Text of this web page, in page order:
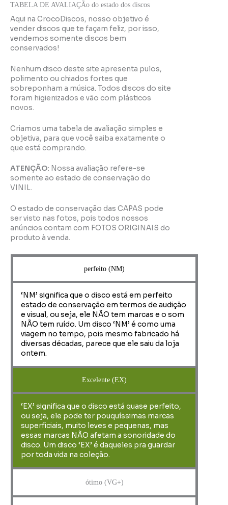
TABELA DE AVALIAÇÃo do estado dos discos
Aqui na CrocoDiscos, nosso objetivo é
vender discos que te façam feliz, por isso,
vendemos somente discos bem
conservados!
Nenhum disco deste site apresenta pulos,
polimento ou chiados fortes que
sobreponham a música. Todos discos do site
foram higienizados e vão com plásticos
novos.
Criamos uma tabela de avaliação simples e
objetiva, para que você saiba exatamente o
que está comprando.
ATENÇÃO: Nossa avaliação refere-se
somente ao estado de conservação do
VINIL.
O estado de conservação das CAPAS pode
ser visto nas fotos, pois todos nossos
anúncios contam com FOTOS ORIGINAIS do
produto à venda.
perfeito (NM)
‘NM’ significa que o disco está em perfeito
estado de conservação em termos de audição
e visual, ou seja, ele NÃO tem marcas e o som
NÃO tem ruído. Um disco ‘NM’ é como uma
viagem no tempo, pois mesmo fabricado há
diversas décadas, parece que ele saiu da loja
ontem.
Excelente (EX)
‘EX’ significa que o disco está quase perfeito,
ou seja, ele pode ter pouquíssimas marcas
superficiais, muito leves e pequenas, mas
essas marcas NÃO afetam a sonoridade do
disco. Um disco ‘EX’ é daqueles pra guardar
por toda vida na coleção.
ótimo (VG+)